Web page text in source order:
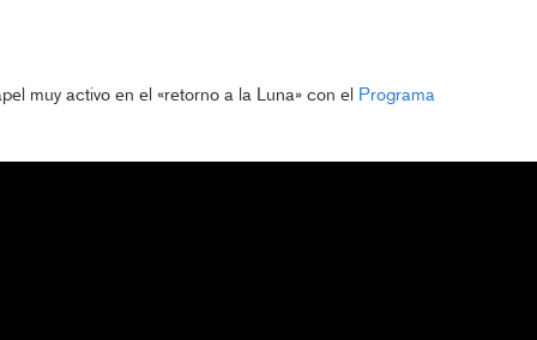
muy activo en el «retorno a la Luna» con el Programa